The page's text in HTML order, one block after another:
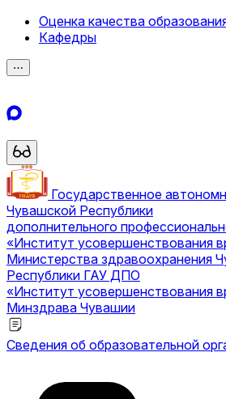
Оценка качества
Кафедры
⋯
Государственное
Чувашской Республики
дополнительного
«Институт усовершенствования
Министерства здравоохранения
Республики ГАУ ДПО
«Институт усовершенствования
Минздрава Чувашии
Сведения об образовательной